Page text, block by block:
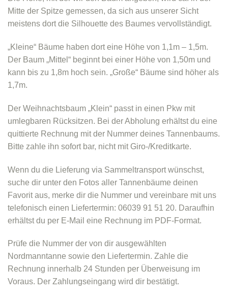
Mitte der Spitze gemessen, da sich aus unserer Sicht
meistens dort die Silhouette des Baumes vervollständigt.
„Kleine“ Bäume haben dort eine Höhe von 1,1m – 1,5m.
Der Baum „Mittel“ beginnt bei einer Höhe von 1,50m und
kann bis zu 1,8m hoch sein. „Große“ Bäume sind höher als
1,7m.
Der Weihnachtsbaum „Klein“ passt in einen Pkw mit
umlegbaren Rücksitzen. Bei der Abholung erhältst du eine
quittierte Rechnung mit der Nummer deines Tannenbaums.
Bitte zahle ihn sofort bar, nicht mit Giro-/Kreditkarte.
Wenn du die Lieferung via Sammeltransport wünschst,
suche dir unter den Fotos aller Tannenbäume deinen
Favorit aus, merke dir die Nummer und vereinbare mit uns
telefonisch einen Liefertermin: 06039 91 51 20. Daraufhin
erhältst du per E-Mail eine Rechnung im PDF-Format.
Prüfe die Nummer der von dir ausgewählten
Nordmanntanne sowie den Liefertermin. Zahle die
Rechnung innerhalb 24 Stunden per Überweisung im
Voraus. Der Zahlungseingang wird dir bestätigt.